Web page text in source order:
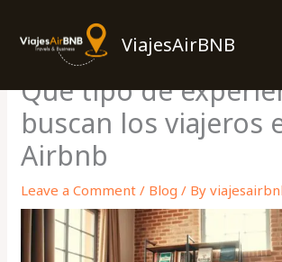
content
ViajesAirBNB
Que tipo de
buscan los viajeros
Airbnb
Leave a Comment / Blog / By